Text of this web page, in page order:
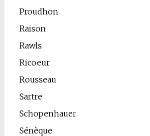
Proudhon
Raison
Rawls
Ricoeur
Rousseau
Sartre
Schopenhauer
Sénèque